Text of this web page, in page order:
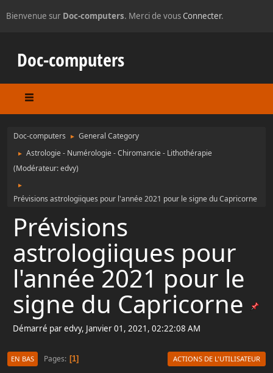
Bienvenue sur Doc-computers. Merci de vousConnecter.
Doc-computers
Doc-computers ► General Category
►
Astrologie - Numérologie - Chiromancie - Lithothérapie
(Modérateur:edvy)
►
Prévisions astrologiiques pour l'année 2021 pour le signe du Capricorne
Prévisions
astrologiiques pour
l'année 2021 pour le
signe du Capricorne
Démarré par edvy, Janvier 01, 2021, 02:22:08 AM
EN BAS Pages 1 ACTIONS DE L'UTILISATEUR